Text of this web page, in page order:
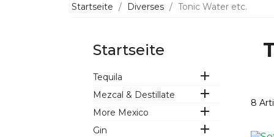
Startseite Diverses Tonic Water etc.
Startseite
Tequila 
Mezcal & Destillate 
More Mexico 
Gin 
8